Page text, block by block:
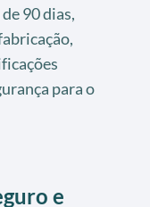
90 dias,
para o
e